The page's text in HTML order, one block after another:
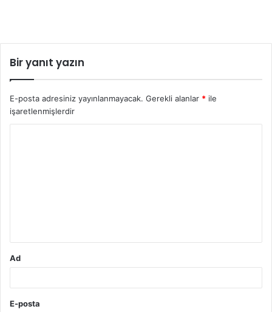
Bir yanıt yazın
E-posta adresiniz yayınlanmayacak. Gerekli alanlar * ile
işaretlenmişlerdir
Ad
E-posta